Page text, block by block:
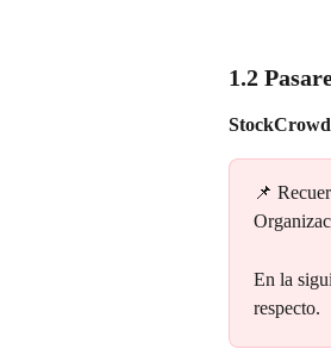
1.2
StockCrowd
📌
En la
respecto.